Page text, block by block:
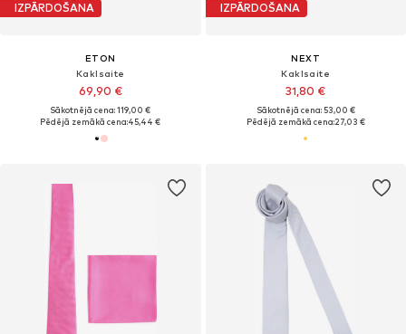
IZPĀRDOŠANA
ETON
Kaklsaite
69,90 €
Sākotnējā cena: 119,00 €
Pēdējā zemākā cena:45,44 €
IZPĀRDOŠANA
NEXT
Kaklsaite
31,80 €
Sākotnējā cena: 53,00 €
Pēdējā zemākā cena:27,03 €